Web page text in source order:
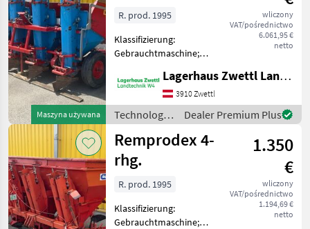
Sonstige
12
Grimme
5
Hassia
1
Remprodex
1
MARKETPLACE
Marketplace
Oferty
dealerów
Ogłoszenia
drobne
Maszyna używana
wliczony
VAT/pośrednictwo
6.061,95 €
netto
R. prod. 1995
Klassifizierung:
Gebrauchtmaschine;
1927; Anzahl Vorbesitzer: 2;
Maschinenmerkmale:
gebrauchte Kartoffel-
Legemaschine Gruse V
Lagerhaus Zwettl Landtechnik
3910 Zwettl
Technologia
ziemniaczana
/ Sonstige
Dealer Premium Plus
Remprodex 4-
rhg.
1.350
€
wliczony
VAT/pośrednictwo
1.194,69 €
netto
R. prod. 1995
Klassifizierung:
Gebrauchtmaschine;